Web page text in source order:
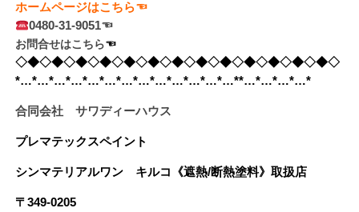
ホームページはこちら☜
0480-31-9051☜
お問合せはこちら☜
◇◆◇◆◇◆◇◆◇◆◇◆◇◆◇◆◇◆◇◆◇◆◇◆◇◆◇
*…*…*…*…*…*…*…*…*…*…*…*…*…**…*…*…*…*
合同会社 サワディーハウス
プレマテックスペイント
シンマテリアルワン キルコ《遮熱/断熱塗料》 取扱店
〒349-0205